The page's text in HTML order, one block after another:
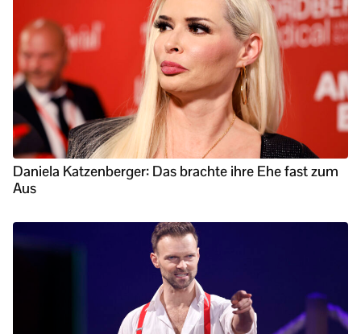
Daniela Katzenberger: Das brachte ihre Ehe fast zum
Aus